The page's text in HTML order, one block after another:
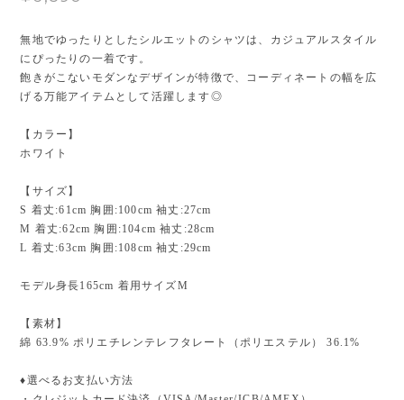
無地でゆったりとしたシルエットのシャツは、カジュアルスタイル
にぴったりの一着です。
飽きがこないモダンなデザインが特徴で、コーディネートの幅を広
げる万能アイテムとして活躍します◎
【カラー】
ホワイト
【サイズ】
S 着丈:61cm 胸囲:100cm 袖丈:27cm
M 着丈:62cm 胸囲:104cm 袖丈:28cm
L 着丈:63cm 胸囲:108cm 袖丈:29cm
モデル身長165cm 着用サイズM
【素材】
綿 63.9% ポリエチレンテレフタレート（ポリエステル） 36.1%
♦︎選べるお支払い方法